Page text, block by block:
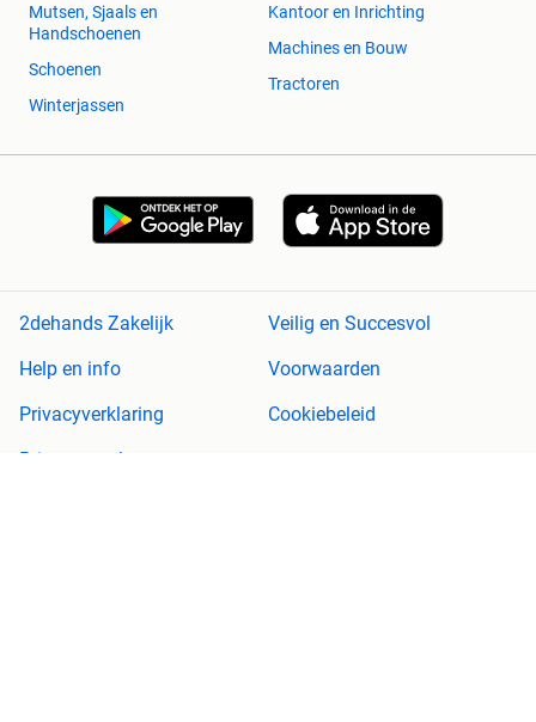
Mutsen, Sjaals en
Handschoenen
Schoenen
Winterjassen
Kantoor en Inrichting
Machines en Bouw
Tractoren
2dehands Zakelijk
Veilig en Succesvol
Help en info
Voorwaarden
Privacyverklaring
Cookiebeleid
Privacyvoorkeuren